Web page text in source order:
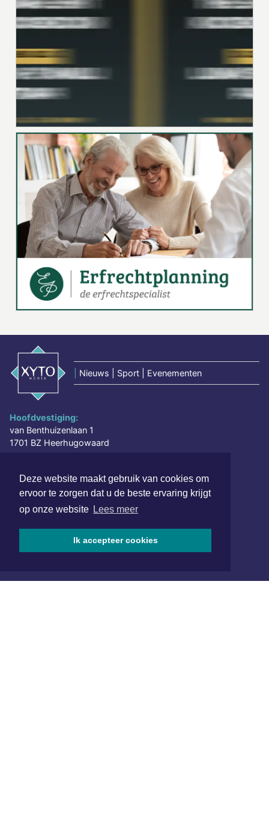
Deze website maakt gebruik van cookies om
ervoor te zorgen dat u de beste ervaring krijgt
op onze website Lees meer
Ik accepteer cookies
Nieuws | Sport | Evenementen
Hoofdvestiging:
van Benthuizenlaan 1
1701 BZ Heerhugowaard
redactie@xyto.nl
www.xyto.nl